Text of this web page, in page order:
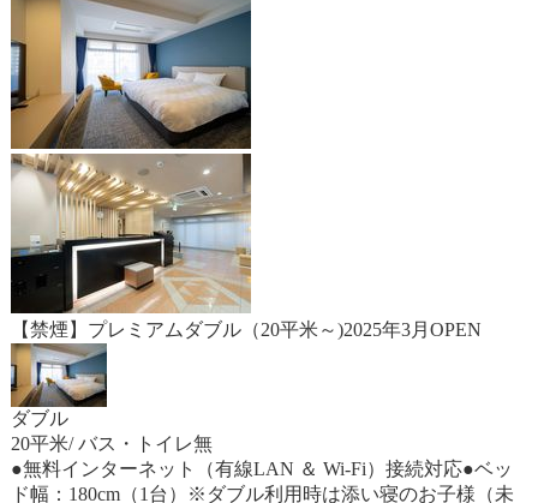
【禁煙】プレミアムダブル（20平米～)2025年3月OPEN
ダブル
20平米/ バス・トイレ無
●無料インターネット（有線LAN ＆ Wi-Fi）接続対応●ベッ
ド幅：180cm（1台）※ダブル利用時は添い寝のお子様（未